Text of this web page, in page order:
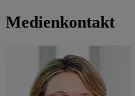
Medienkontakt